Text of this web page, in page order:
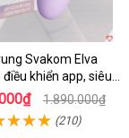
Svakom Elva
khiển app, siêu
kích thích1.890.000₫
(210)